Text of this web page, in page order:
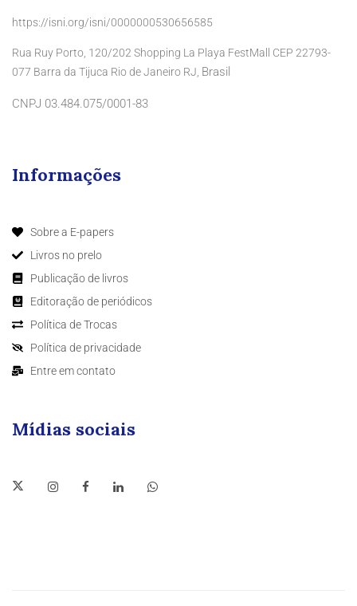
https://isni.org/isni/0000000530656585
Rua Ruy Porto, 120/202 Shopping La Playa FestMall CEP 22793-
077 Barra da Tijuca Rio de Janeiro RJ, Brasil
CNPJ 03.484.075/0001-83
Informações
Sobre a E-papers
Livros no prelo
Publicação de livros
Editoração de periódicos
Política de Trocas
Política de privacidade
Entre em contato
Mídias sociais